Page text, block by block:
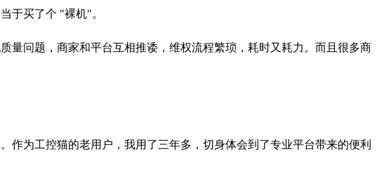
于买了个 "裸机"。
量问题，商家和平台互相推诿，维权流程繁琐，耗时又耗力。而且很多商
为工控猫的老用户，我用了三年多，切身体会到了专业平台带来的便利